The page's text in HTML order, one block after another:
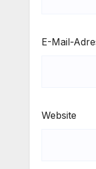
E-Mail-
Website